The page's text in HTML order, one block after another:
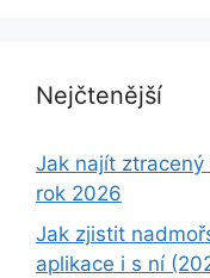
Nejčtenější
Jak najít
rok 2026
Jak zjistit
aplikace i s ní